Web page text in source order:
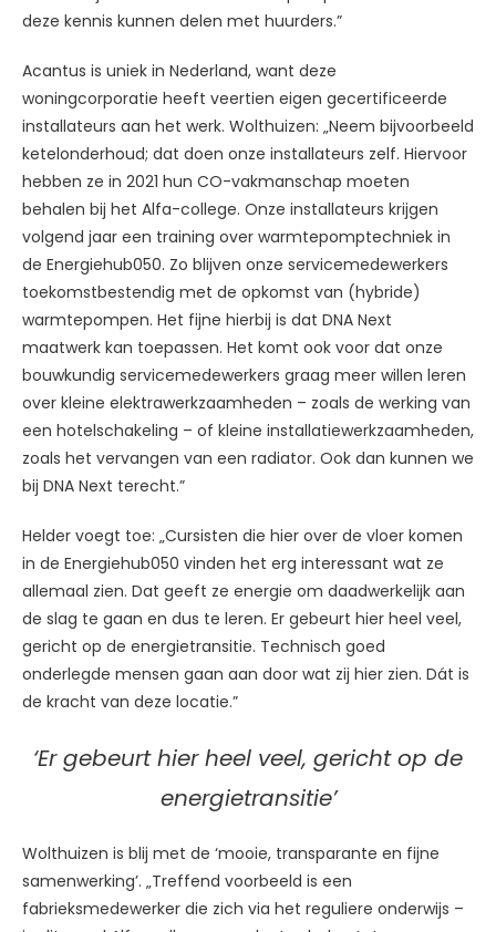
deze kennis kunnen delen met huurders.”
Acantus is uniek in Nederland, want deze
woningcorporatie heeft veertien eigen gecertificeerde
installateurs aan het werk. Wolthuizen: „Neem bijvoorbeeld
ketelonderhoud; dat doen onze installateurs zelf. Hiervoor
hebben ze in 2021 hun CO-vakmanschap moeten
behalen bij het Alfa-college. Onze installateurs krijgen
volgend jaar een training over warmtepomptechniek in
de Energiehub050. Zo blijven onze servicemedewerkers
toekomstbestendig met de opkomst van (hybride)
warmtepompen. Het fijne hierbij is dat DNA Next
maatwerk kan toepassen. Het komt ook voor dat onze
bouwkundig servicemedewerkers graag meer willen leren
over kleine elektrawerkzaamheden – zoals de werking van
een hotelschakeling – of kleine installatiewerkzaamheden,
zoals het vervangen van een radiator. Ook dan kunnen we
bij DNA Next terecht.”
Helder voegt toe: „Cursisten die hier over de vloer komen
in de Energiehub050 vinden het erg interessant wat ze
allemaal zien. Dat geeft ze energie om daadwerkelijk aan
de slag te gaan en dus te leren. Er gebeurt hier heel veel,
gericht op de energietransitie. Technisch goed
onderlegde mensen gaan aan door wat zij hier zien. Dát is
de kracht van deze locatie.”
‘Er gebeurt hier heel veel, gericht op de
energietransitie’
Wolthuizen is blij met de ‘mooie, transparante en fijne
samenwerking’. „Treffend voorbeeld is een
fabrieksmedewerker die zich via het reguliere onderwijs –